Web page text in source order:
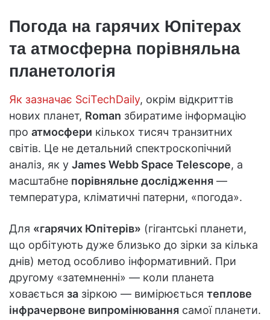
Погода на гарячих Юпітерах
та атмосферна порівняльна
планетологія
Як зазначає SciTechDaily, окрім відкриттів
нових планет, Roman збиратиме інформацію
про атмосфери кількох тисяч транзитних
світів. Це не детальний спектроскопічний
аналіз, як у James Webb Space Telescope, а
масштабне порівняльне дослідження —
температура, кліматичні патерни, «погода».
Для «гарячих Юпітерів» (гігантські планети,
що орбітують дуже близько до зірки за кілька
днів) метод особливо інформативний. При
другому «затемненні» — коли планета
ховається за зіркою — вимірюється теплове
інфрачервоне випромінювання самої планети.